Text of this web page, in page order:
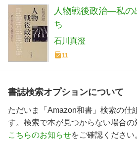
人物戦後政治―私の
ち
石川真澄
11
書誌検索オプションについて
ただいま「Amazon和書」検索の仕
す。検索で本が見つからない場合
こちらのお知らせをご確認ください